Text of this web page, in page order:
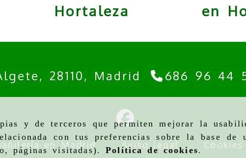
y de terceros que permiten mejorar la
con tus preferencias sobre la base
páginas visitadas).Política de cookies.
Hortaleza
en
28110, Madrid 686 96 44
en Madrid Aviso legal Cookies